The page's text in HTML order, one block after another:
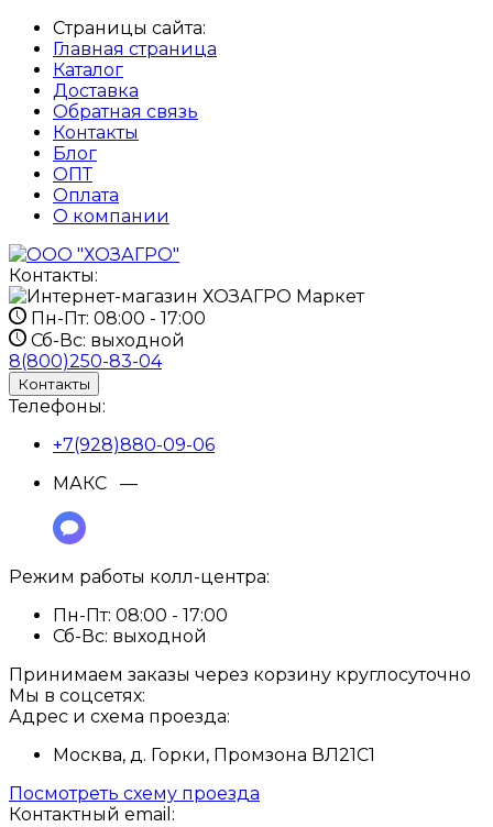
Страницы сайта:
Главная страница
Каталог
Доставка
Обратная связь
Контакты
Блог
ОПТ
Оплата
О компании
Контакты:
Пн-Пт: 08:00 - 17:00
Сб-Вс: выходной
8(800)250-83-04
Контакты
Телефоны:
+7(928)880-09-06
МАКС —
Режим работы колл-центра:
Пн-Пт: 08:00 - 17:00
Сб-Вс: выходной
Принимаем заказы через корзину круглосуточно
Мы в соцсетях:
Адрес и схема проезда:
Москва, д. Горки, Промзона ВЛ21С1
Посмотреть схему проезда
Контактный email: